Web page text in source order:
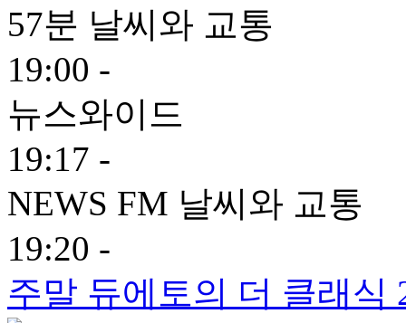
57분 날씨와 교통
19:00 -
뉴스와이드
19:17 -
NEWS FM 날씨와 교통
19:20 -
주말 듀에토의 더 클래식